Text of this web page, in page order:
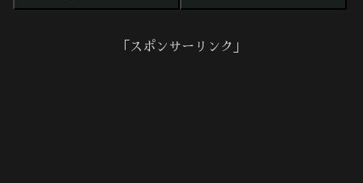
「スポンサーリンク」